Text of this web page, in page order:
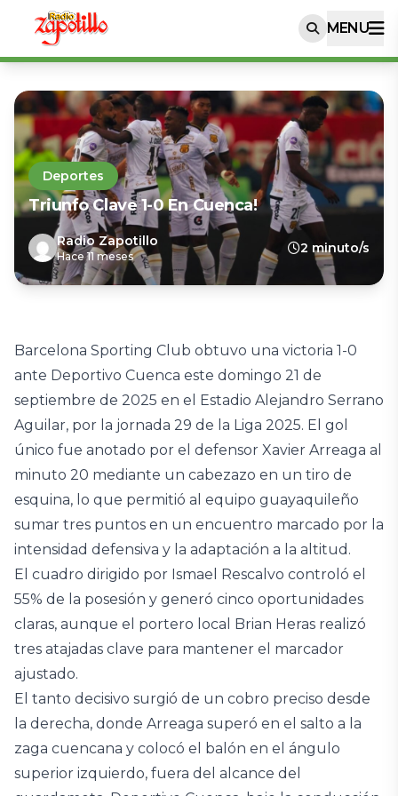
MENU
Deportes
Triunfo Clave 1-0 En Cuenca!
Radio Zapotillo
Hace 11 meses
2 minuto/s
Barcelona Sporting Club obtuvo una victoria 1-0
ante Deportivo Cuenca este domingo 21 de
septiembre de 2025 en el Estadio Alejandro Serrano
Aguilar, por la jornada 29 de la Liga 2025. El gol
único fue anotado por el defensor Xavier Arreaga al
minuto 20 mediante un cabezazo en un tiro de
esquina, lo que permitió al equipo guayaquileño
sumar tres puntos en un encuentro marcado por la
intensidad defensiva y la adaptación a la altitud.
El cuadro dirigido por Ismael Rescalvo controló el
55% de la posesión y generó cinco oportunidades
claras, aunque el portero local Brian Heras realizó
tres atajadas clave para mantener el marcador
ajustado.
El tanto decisivo surgió de un cobro preciso desde
la derecha, donde Arreaga superó en el salto a la
zaga cuencana y colocó el balón en el ángulo
superior izquierdo, fuera del alcance del